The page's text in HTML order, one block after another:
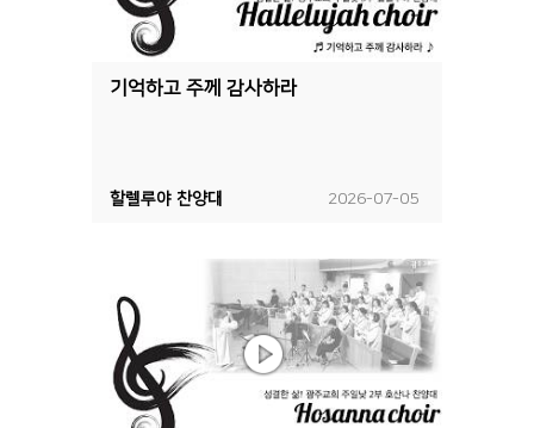
기억하고 주께 감사하라
2026-07-05
할렐루야 찬양대